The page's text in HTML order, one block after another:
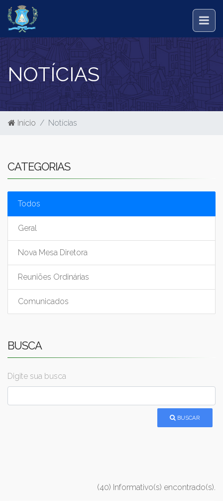
NOTÍCIAS
Início Notícias
CATEGORIAS
Todos
Geral
Nova Mesa Diretora
Reuniões Ordinárias
Comunicados
BUSCA
Digite sua busca
BUSCAR
(40) Informativo(s) encontrado(s).